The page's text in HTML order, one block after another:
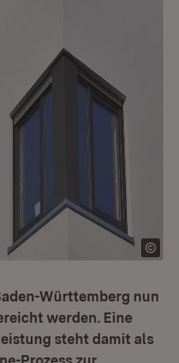
Württemberg nun
werden. Eine
steht damit als